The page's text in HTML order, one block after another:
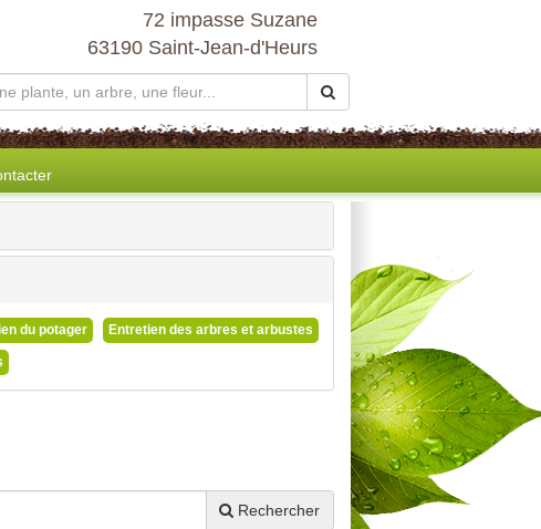
72 impasse Suzane
63190 Saint-Jean-d'Heurs
du potager Entretien des arbres et arbustes
Rechercher